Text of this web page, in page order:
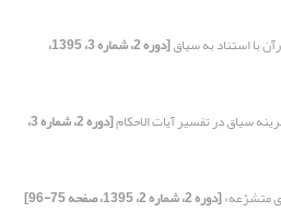
با استناد به سیاق [دوره 2، شماره 3، 1395،
سیاق در تفسیر آیات الاحکام [دوره 2، شماره 3،
متشرّعه»[دوره 2، شماره 2، 1395، صفحه 75-96]